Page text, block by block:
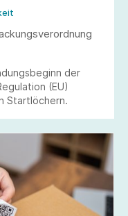
der
(EU)
Startlöchern.